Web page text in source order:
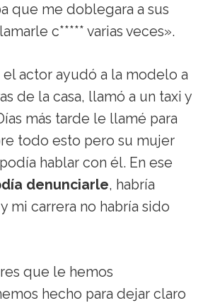
que me doblegara a sus
c***** varias veces».
el actor ayudó a la modelo a
de la casa, llamó a un taxi y
más tarde le llamé para
todo esto pero su mujer
hablar con él. En ese
denunciarle, habría
mi carrera no habría sido
que le hemos
hecho para dejar claro